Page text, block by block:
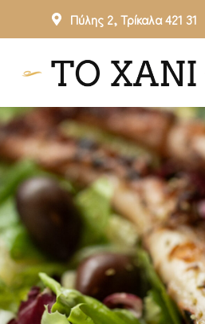
Πύλης 2, Τρίκαλα 421 31